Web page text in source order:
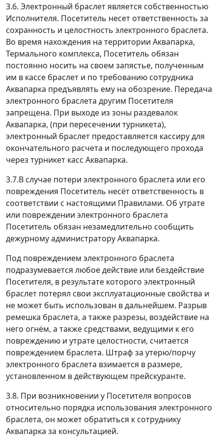
3.6. Электронный браслет является собственностью
Исполнителя. Посетитель несет ответственность за
сохранность и целостность электронного браслета.
Во время нахождения на территории Аквапарка,
Термального комплекса, Посетитель обязан
постоянно носить на своем запястье, полученным
им в кассе браслет и по требованию сотрудника
Аквапарка предъявлять ему на обозрение. Передача
электронного браслета другим Посетителя
запрещена. При выходе из зоны раздевалок
Аквапарка, (при пересечении турникета),
электронный браслет предоставляется кассиру для
окончательного расчета и последующего прохода
через турникет касс Аквапарка.
3.7.В случае потери электронного браслета или его
повреждения Посетитель несёт ответственность в
соответствии с настоящими Правилами. Об утрате
или повреждении электронного браслета
Посетитель обязан незамедлительно сообщить
дежурному администратору Аквапарка.
Под повреждением электронного браслета
подразумевается любое действие или бездействие
Посетителя, в результате которого электронный
браслет потерял свои эксплуатационные свойства и
не может быть использован в дальнейшем. Разрыв
ремешка браслета, а также разрезы, воздействие на
него огнём, а также средствами, ведущими к его
повреждению и утрате целостности, считается
повреждением браслета. Штраф за утерю/порчу
электронного браслета взимается в размере,
установленном в действующем прейскуранте.
3.8. При возникновении у Посетителя вопросов
относительно порядка использования электронного
браслета, он может обратиться к сотруднику
Аквапарка за консультацией.